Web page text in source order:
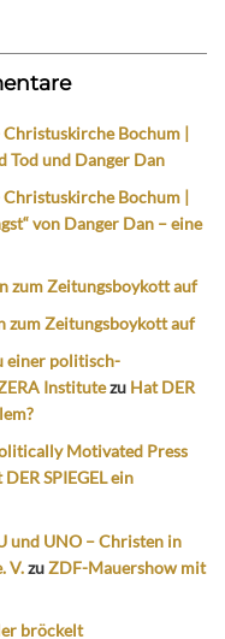
Bochum |
Tod und Danger Dan
Bochum |
von Danger Dan – eine
zum Zeitungsboykott auf
zum Zeitungsboykott auf
einer politisch-
Institutezu Hat DER
Motivated Press
DER SPIEGEL ein
und UNO – Christen in
V.zuZDF-Mauershow mit
bröckelt